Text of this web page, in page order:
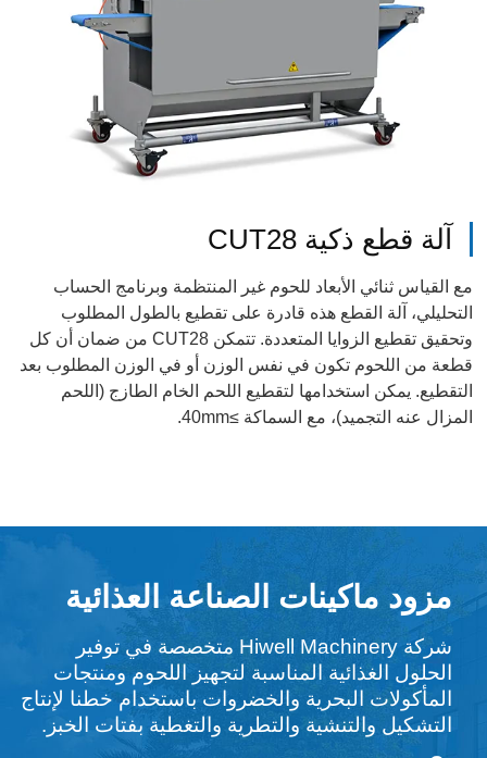
آلة قطع ذكية CUT28
مع القياس ثنائي الأبعاد للحوم غير المنتظمة وبرنامج الحساب
التحليلي، آلة القطع هذه قادرة على تقطيع بالطول المطلوب
وتحقيق تقطيع الزوايا المتعددة. تتمكن CUT28 من ضمان أن كل
قطعة من اللحوم تكون في نفس الوزن أو في الوزن المطلوب بعد
التقطيع. يمكن استخدامها لتقطيع اللحم الخام الطازج (اللحم
المزال عنه التجميد)، مع السماكة ≥40mm.
مزود ماكينات الصناعة العذائية
شركة Hiwell Machinery متخصصة في توفير
الحلول الغذائية المناسبة لتجهيز اللحوم ومنتجات
المأكولات البحرية والخضروات باستخدام خطنا لإنتاج
التشكيل والتنشية والتطرية والتغطية بفتات الخبز.